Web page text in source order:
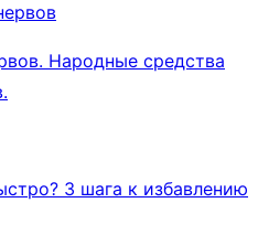
Народные средства
3 шага к избавлению